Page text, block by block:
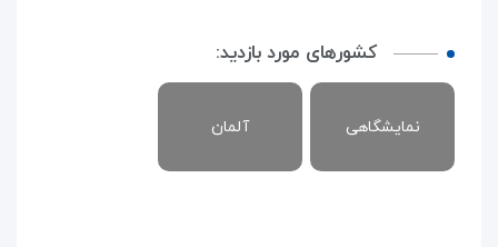
کشورهای مورد بازدید:
نمایشگاهی آلمان